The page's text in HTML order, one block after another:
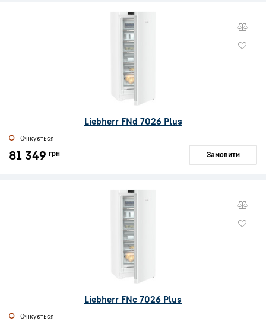
Liebherr FNd 7026 Plus
Очікується
81 349 грн Замовити
Liebherr FNc 7026 Plus
Очікується